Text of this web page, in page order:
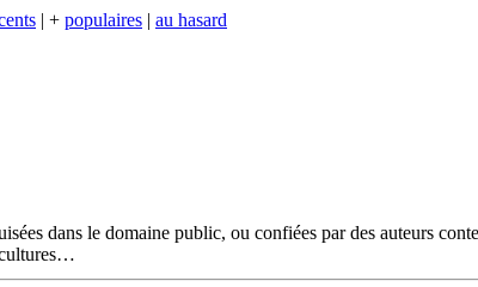
| + populaires | au hasard
dans le domaine public, ou confiées par des auteurs
cultures